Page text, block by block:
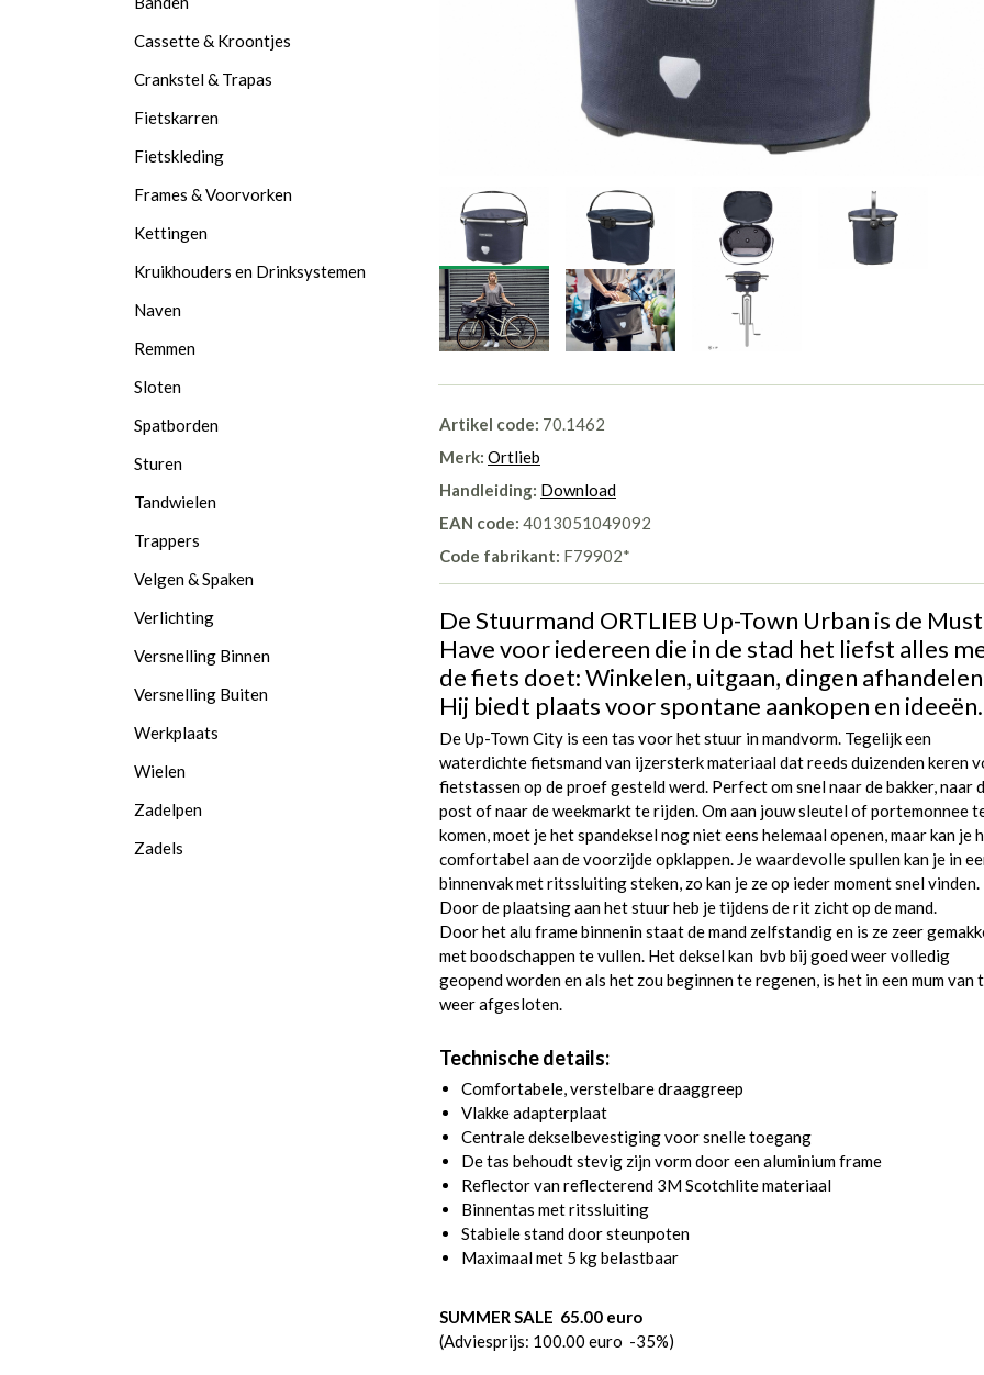
Artikel code: 70.1462
Merk: Ortlieb
Handleiding: Download
EAN code: 4013051049092
Code fabrikant: F79902*
De Stuurmand ORTLIEB Up-Town Urban is de
Have voor iedereen die in de stad het liefst alles
de fiets doet: Winkelen, uitgaan, dingen
Hij biedt plaats voor spontane aankopen en ideeën.
De Up-Town City is een tas voor het stuur in mandvorm. Tegelijk een
waterdichte fietsmand van ijzersterk materiaal dat reeds duizenden keren
fietstassen op de proef gesteld werd. Perfect om snel naar de bakker, naar
post of naar de weekmarkt te rijden. Om aan jouw sleutel of portemonnee
komen, moet je het spandeksel nog niet eens helemaal openen, maar kan je
comfortabel aan de voorzijde opklappen. Je waardevolle spullen kan je in
binnenvak met ritssluiting steken, zo kan je ze op ieder moment snel vinden.
Door de plaatsing aan het stuur heb je tijdens de rit zicht op de mand.
Door het alu frame binnenin staat de mand zelfstandig en is ze zeer
met boodschappen te vullen. Het deksel kan bvb bij goed weer volledig
geopend worden en als het zou beginnen te regenen, is het in een mum van
weer afgesloten.
Technische details:
Comfortabele, verstelbare draaggreep
Vlakke adapterplaat
Centrale dekselbevestiging voor snelle toegang
De tas behoudt stevig zijn vorm door een aluminium frame
Reflector van reflecterend 3M Scotchlite materiaal
Binnentas met ritssluiting
Stabiele stand door steunpoten
Maximaal met 5 kg belastbaar
SUMMER SALE 65.00 euro
(Adviesprijs: 100.00 euro -35%)
Cassette & Kroontjes
Crankstel & Trapas
Fietskarren
Fietskleding
Frames & Voorvorken
Kettingen
Kruikhouders en Drinksystemen
Naven
Remmen
Sloten
Spatborden
Sturen
Tandwielen
Trappers
Velgen & Spaken
Verlichting
Versnelling Binnen
Versnelling Buiten
Werkplaats
Wielen
Zadelpen
Zadels